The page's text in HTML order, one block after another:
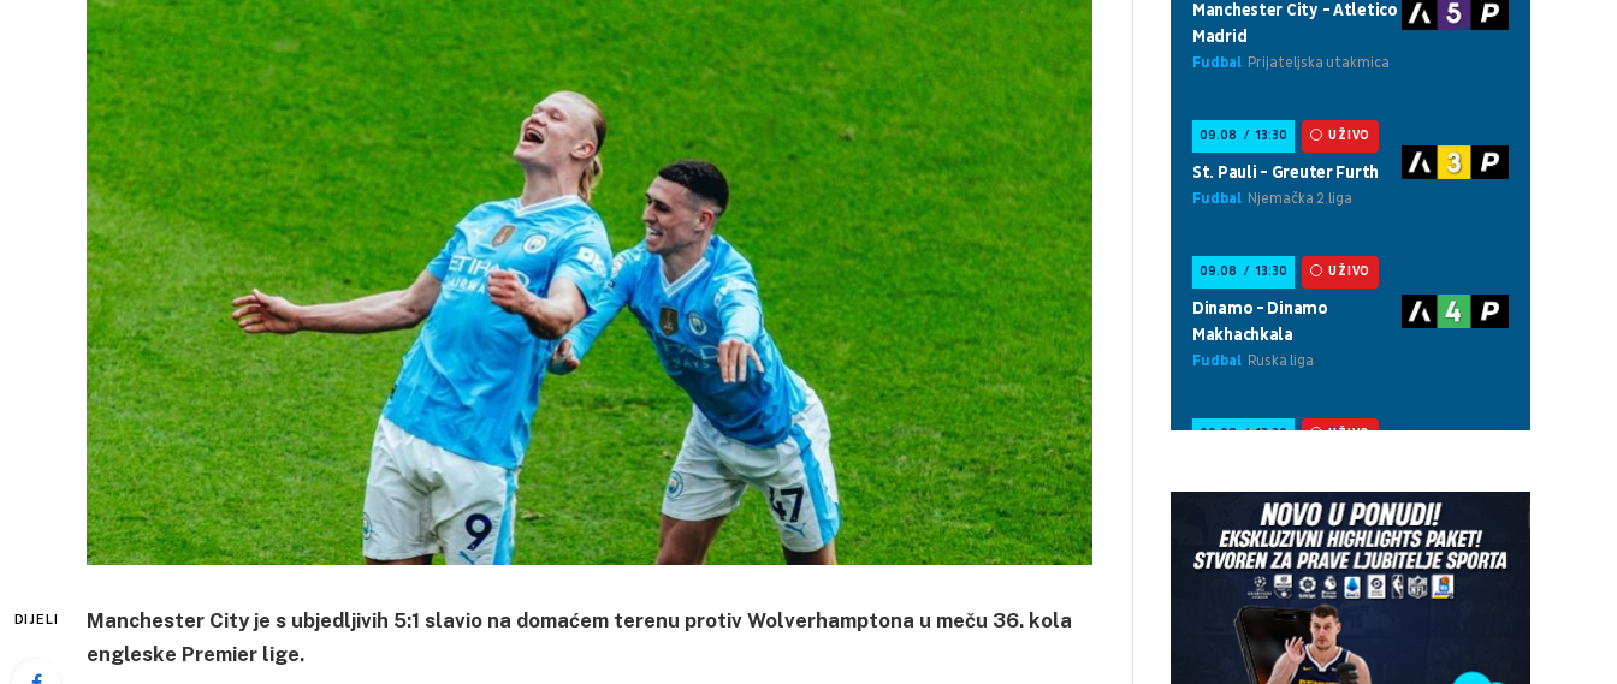
DIJELI
Manchester City je s ubjedljivih 5:1 slavio na domaćem terenu protiv Wolverhamptona u meču 36. kola
engleske Premier lige.